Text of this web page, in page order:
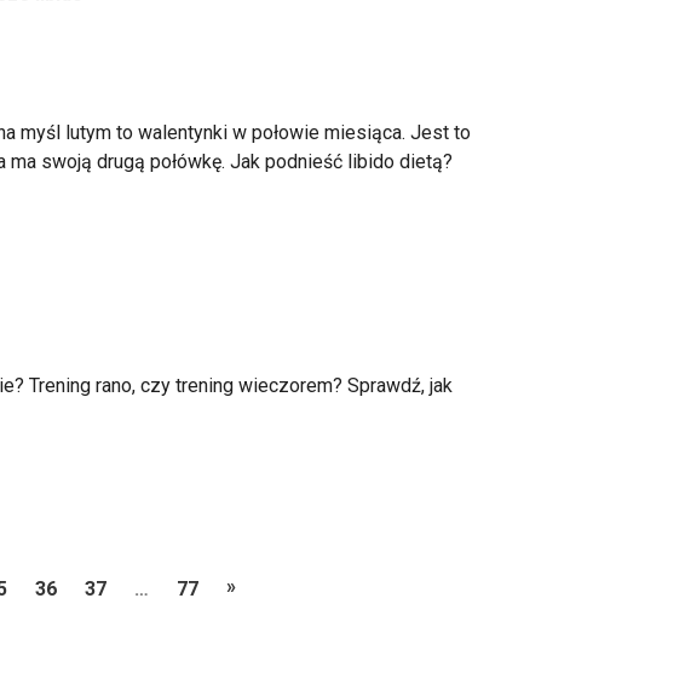
myśl lutym to walentynki w połowie miesiąca. Jest to
swoją drugą połówkę. Jak podnieść libido dietą?
Trening rano, czy trening wieczorem? Sprawdź, jak
36 37 … 77 »Następny